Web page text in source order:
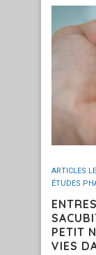
ARTICLES
ÉTUDES
PETIT
VIES